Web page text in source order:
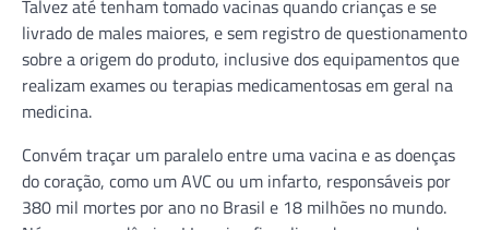
Talvez até tenham tomado vacinas quando crianças e se
livrado de males maiores, e sem registro de questionamento
sobre a origem do produto, inclusive dos equipamentos que
realizam exames ou terapias medicamentosas em geral na
medicina.
Convém traçar um paralelo entre uma vacina e as doenças
do coração, como um AVC ou um infarto, responsáveis por
380 mil mortes por ano no Brasil e 18 milhões no mundo.